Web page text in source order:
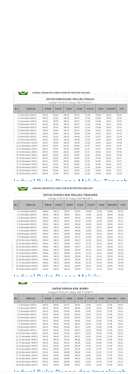
Jadwal Buka Puasa Maluku Tengah
Hari Ini Dan Imsakiyah 2018 / 1439
H
Jadwal Buka Puasa Maluku
Tenggara Hari Ini Dan Imsakiyah
2018 / 1439 H